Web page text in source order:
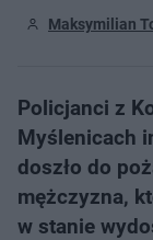
Maksymilian
Policjanci z
Myślenicach
doszło do
mężczyzna,
w stanie